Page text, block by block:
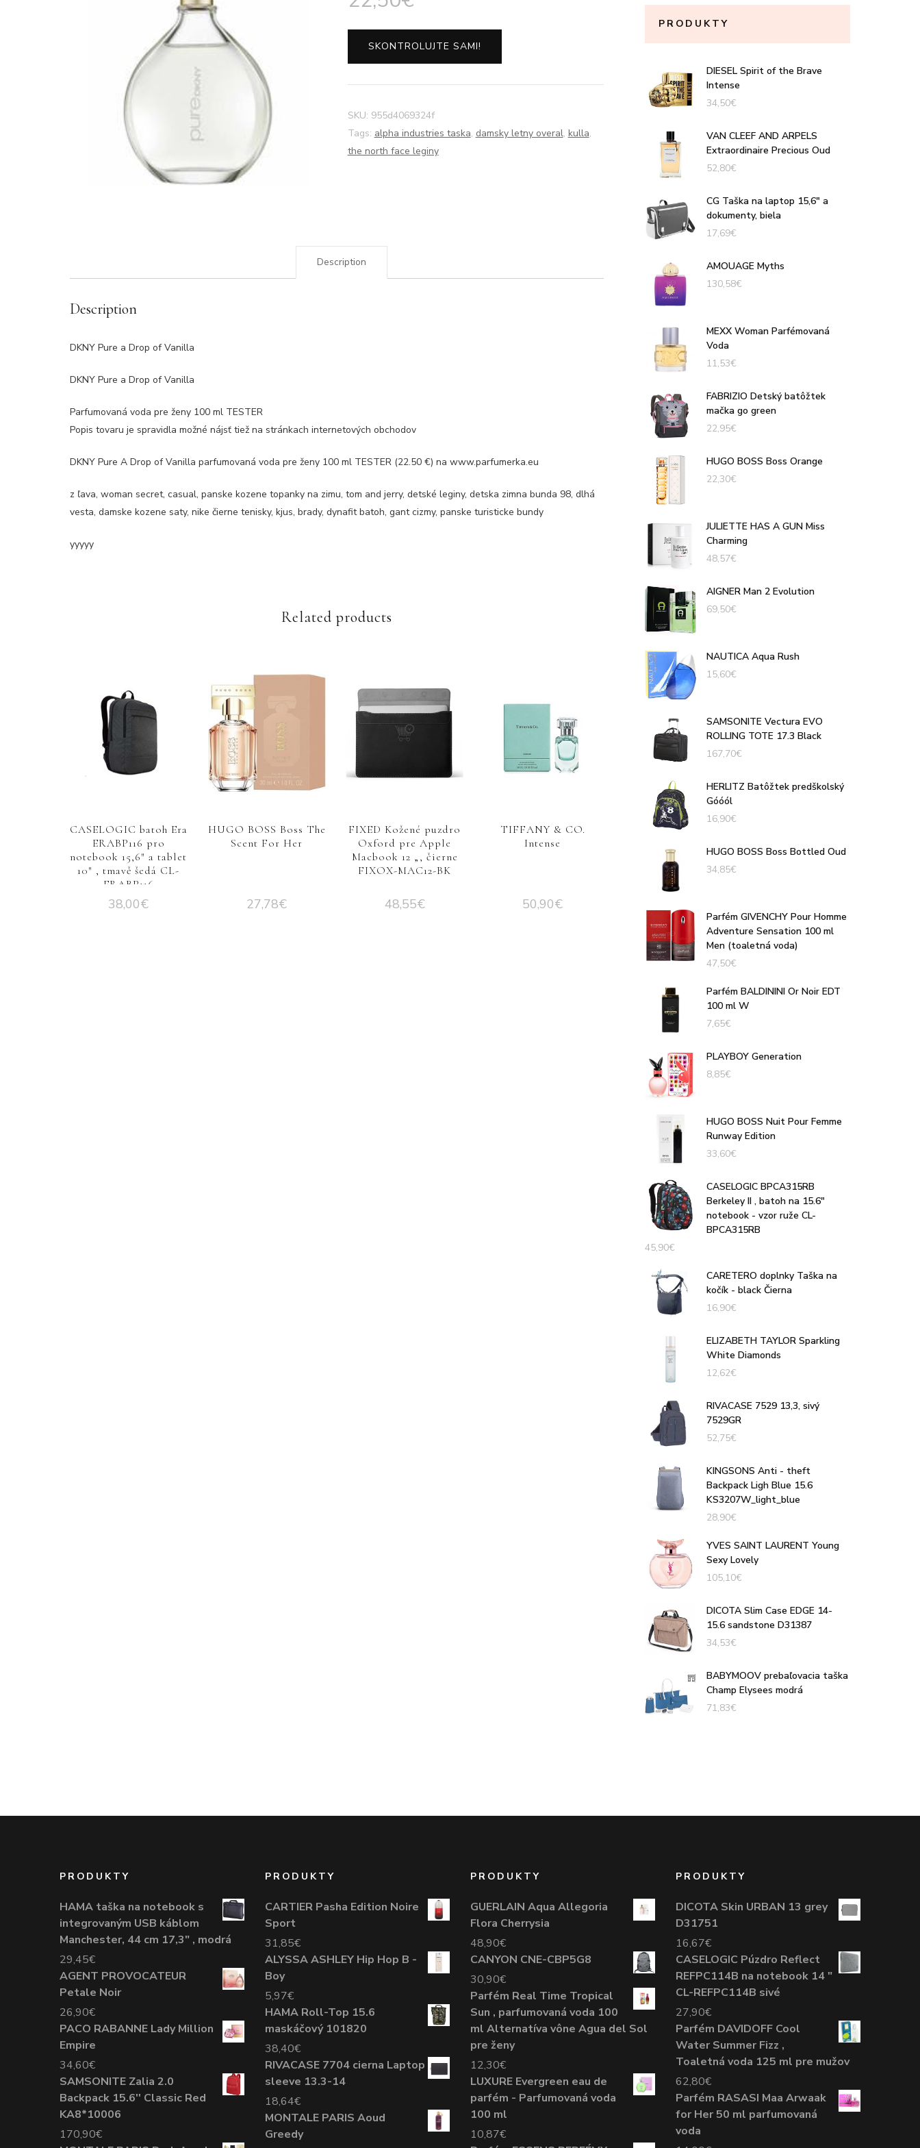
SKONTROLUJTE SAMI!
SKU: 955d4069324f
Tags: alpha industries taska, damsky letny overal, kulla,
the north face leginy
Description
Description
DKNY Pure a Drop of Vanilla
DKNY Pure a Drop of Vanilla
Parfumovaná voda pre ženy 100 ml TESTER
Popis tovaru je spravidla možné nájsť tiež na stránkach internetových obchodov
DKNY Pure A Drop of Vanilla parfumovaná voda pre ženy 100 ml TESTER (22.50 €) na www.parfumerka.eu
z ľava, woman secret, casual, panske kozene topanky na zimu, tom and jerry, detské leginy, detska zimna bunda 98, dlhá
vesta, damske kozene saty, nike čierne tenisky, kjus, brady, dynafit batoh, gant cizmy, panske turisticke bundy
yyyyy
Related products
CASELOGIC batoh Era
ERABP116 pro
notebook 15,6″ a tablet
10″ , tmavě šedá CL-
ERABP116
38,00€
HUGO BOSS Boss The
Scent For Her
27,78€
FIXED Kožené puzdro
Oxford pre Apple
Macbook 12 „, čierne
FIXOX-MAC12-BK
48,55€
TIFFANY & CO.
Intense
50,90€
PRODUKTY
DIESEL Spirit of the Brave
Intense
34,50€
VAN CLEEF AND ARPELS
Extraordinaire Precious Oud
52,80€
CG Taška na laptop 15,6" a
dokumenty, biela
17,69€
AMOUAGE Myths
130,58€
MEXX Woman Parfémovaná
Voda
11,53€
FABRIZIO Detský batôžtek
mačka go green
22,95€
HUGO BOSS Boss Orange
22,30€
JULIETTE HAS A GUN Miss
Charming
48,57€
AIGNER Man 2 Evolution
69,50€
NAUTICA Aqua Rush
15,60€
SAMSONITE Vectura EVO
ROLLING TOTE 17.3 Black
167,70€
HERLITZ Batôžtek predškolský
Góóól
16,90€
HUGO BOSS Boss Bottled Oud
34,85€
Parfém GIVENCHY Pour Homme
Adventure Sensation 100 ml
Men (toaletná voda)
47,50€
Parfém BALDININI Or Noir EDT
100 ml W
7,65€
PLAYBOY Generation
8,85€
HUGO BOSS Nuit Pour Femme
Runway Edition
33,60€
CASELOGIC BPCA315RB
Berkeley II , batoh na 15.6"
notebook - vzor ruže CL-
BPCA315RB
45,90€
CARETERO doplnky Taška na
kočík - black Čierna
16,90€
ELIZABETH TAYLOR Sparkling
White Diamonds
12,62€
RIVACASE 7529 13,3, sivý
7529GR
52,75€
KINGSONS Anti - theft
Backpack Ligh Blue 15.6
KS3207W_light_blue
28,90€
YVES SAINT LAURENT Young
Sexy Lovely
105,10€
DICOTA Slim Case EDGE 14-
15.6 sandstone D31387
34,53€
BABYMOOV prebaľovacia taška
Champ Elysees modrá
71,83€
PRODUKTY
HAMA taška na notebook s
integrovaným USB káblom
Manchester, 44 cm 17,3" , modrá
29,45€
AGENT PROVOCATEUR
Petale Noir
26,90€
PACO RABANNE Lady Million
Empire
34,60€
SAMSONITE Zalia 2.0
Backpack 15.6'' Classic Red
KA8*10006
170,90€
PRODUKTY
CARTIER Pasha Edition Noire
Sport
31,85€
ALYSSA ASHLEY Hip Hop B -
Boy
5,97€
HAMA Roll-Top 15.6
maskáčový 101820
38,40€
RIVACASE 7704 cierna Laptop
sleeve 13.3-14
18,64€
MONTALE PARIS Aoud
Greedy
PRODUKTY
GUERLAIN Aqua Allegoria
Flora Cherrysia
48,90€
CANYON CNE-CBP5G8
30,90€
Parfém Real Time Tropical
Sun , parfumovaná voda 100
ml Alternatíva vône Agua del Sol
pre ženy
12,30€
LUXURE Evergreen eau de
parfém - Parfumovaná voda
100 ml
10,87€
PRODUKTY
DICOTA Skin URBAN 13 grey
D31751
16,67€
CASELOGIC Púzdro Reflect
REFPC114B na notebook 14 "
CL-REFPC114B sivé
27,90€
Parfém DAVIDOFF Cool
Water Summer Fizz ,
Toaletná voda 125 ml pre mužov
62,80€
Parfém RASASI Maa Arwaak
for Her 50 ml parfumovaná
voda